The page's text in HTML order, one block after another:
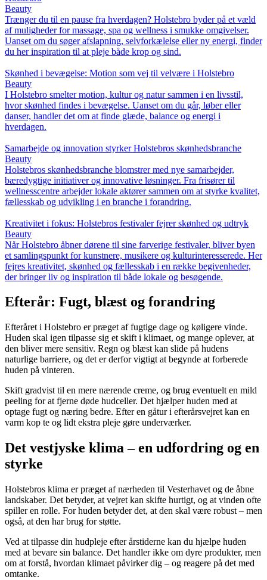
Beauty
Trænger du til en pause fra hverdagen? Holstebro byder på et væld
af muligheder for massage, spa og wellness i smukke omgivelser.
Uanset om du søger afslapning, selvforkælelse eller ny energi, finder
du her inspiration til at pleje både krop og sind.
Skønhed i bevægelse: Motion som vej til velvære i Holstebro
Beauty
I Holstebro smelter motion, kultur og natur sammen i en livsstil,
hvor skønhed findes i bevægelse. Uanset om du går, løber eller
danser, handler det om at finde glæde, balance og energi i
hverdagen.
Samarbejde og innovation styrker Holstebros skønhedsbranche
Beauty
Holstebros skønhedsbranche blomstrer med nye samarbejder,
bæredygtige initiativer og innovative løsninger. Fra frisører til
wellnesscentre arbejder lokale aktører sammen om at styrke kvalitet,
fællesskab og udvikling i en branche i forandring.
Kreativitet i fokus: Holstebros festivaler fejrer skønhed og udtryk
Beauty
Når Holstebro åbner dørene til sine farverige festivaler, bliver byen
et samlingspunkt for kunstnere, musikere og kulturinteresserede. Her
fejres kreativitet, skønhed og fællesskab i en række begivenheder,
der bringer liv og inspiration til både lokale og besøgende.
Efterår: Fugt, blæst og forandring
Efteråret i Holstebro er præget af fugtige dage og køligere vinde.
Huden skal igen tilpasse sig et skift i klimaet, og mange oplever, at
den bliver mere sensitiv. Regn og blæst kan slide på hudens
naturlige barriere, og det er derfor vigtigt at begynde at forberede
huden på vinteren.
Skift gradvist til en mere nærende creme, og brug eventuelt en mild
peeling for at fjerne døde hudceller. Det hjælper huden med at
optage fugt og næring bedre. Efter en gåtur i efterårsvejret kan en
varm kop te og lidt ekstra pleje gøre underværker.
Det vestjyske klima – en udfordring og en
styrke
Holstebros klima er præget af nærheden til Vesterhavet og de åbne
landskaber. Det betyder, at vejret kan skifte hurtigt, og at vinden ofte
spiller en rolle. For huden betyder det, at den skal være robust – men
også, at den har brug for støtte.
Ved at tilpasse din hudpleje efter årstiderne kan du hjælpe huden
med at bevare sin balance. Det handler ikke om dyre produkter, men
om at forstå, hvordan klimaet påvirker dig – og reagere på det med
omtanke.